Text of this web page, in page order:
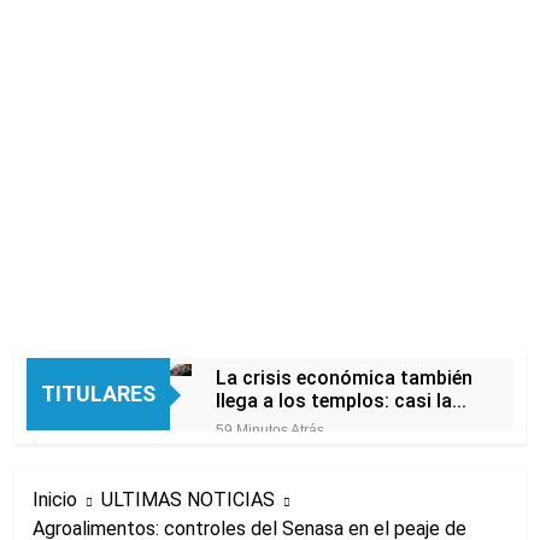
TITULARES
La crisis económica también
llega a los templos: casi la
mitad de quienes buscan
59 Minutos Atrás
7 Horas Atrás
Inicio
ULTIMAS NOTICIAS
Agroalimentos: controles del Senasa en el peaje de